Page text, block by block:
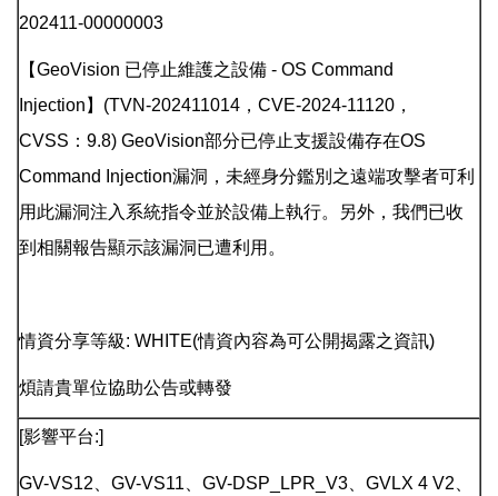
202411-00000003
【GeoVision 已停止維護之設備 - OS Command
Injection】(TVN-202411014，CVE-2024-11120，
CVSS：9.8) GeoVision部分已停止支援設備存在OS
Command Injection漏洞，未經身分鑑別之遠端攻擊者可利
用此漏洞注入系統指令並於設備上執行。另外，我們已收
到相關報告顯示該漏洞已遭利用。
情資分享等級: WHITE(情資內容為可公開揭露之資訊)
煩請貴單位協助公告或轉發
[影響平台:]
GV-VS12、GV-VS11、GV-DSP_LPR_V3、GVLX 4 V2、